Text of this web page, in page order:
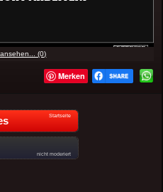
(0)
Merken
Startseite
nicht moderiert